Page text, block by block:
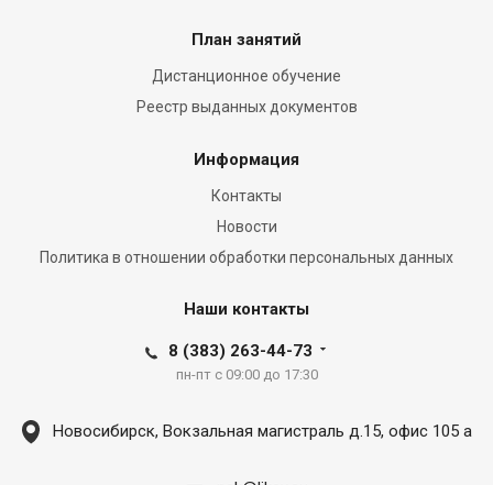
План занятий
Дистанционное обучение
Реестр выданных документов
Информация
Контакты
Новости
Политика в отношении обработки персональных данных
Наши контакты
8 (383) 263-44-73
пн-пт с 09:00 до 17:30
Новосибирск, Вокзальная магистраль д.15, офис 105 а